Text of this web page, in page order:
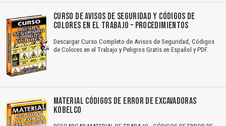
CURSO DE AVISOS DE SEGURIDAD Y CÓDIGOS DE
COLORES EN EL TRABAJO – PROCEDIMIENTOS
Descargar Curso Completo de Avisos de Seguridad, Códigos
de Colores en el Trabajo y Peligros Gratis en Español y PDF.
MATERIAL CÓDIGOS DE ERROR DE EXCAVADORAS
KOBELCO